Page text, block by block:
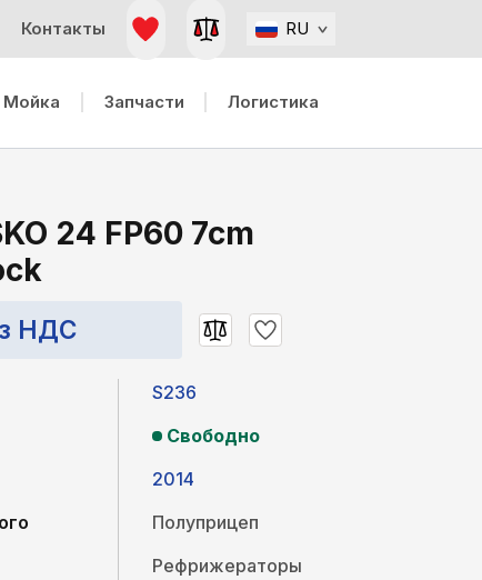
Контакты RU
Мойка Запчасти Логистика
24 FP60 7cm
НДС
S236
Свободно
2014
Полуприцеп
Рефрижераторы